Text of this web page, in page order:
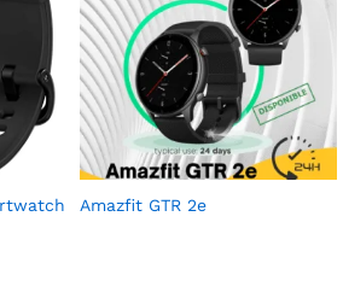
Amazfit GTR 2e